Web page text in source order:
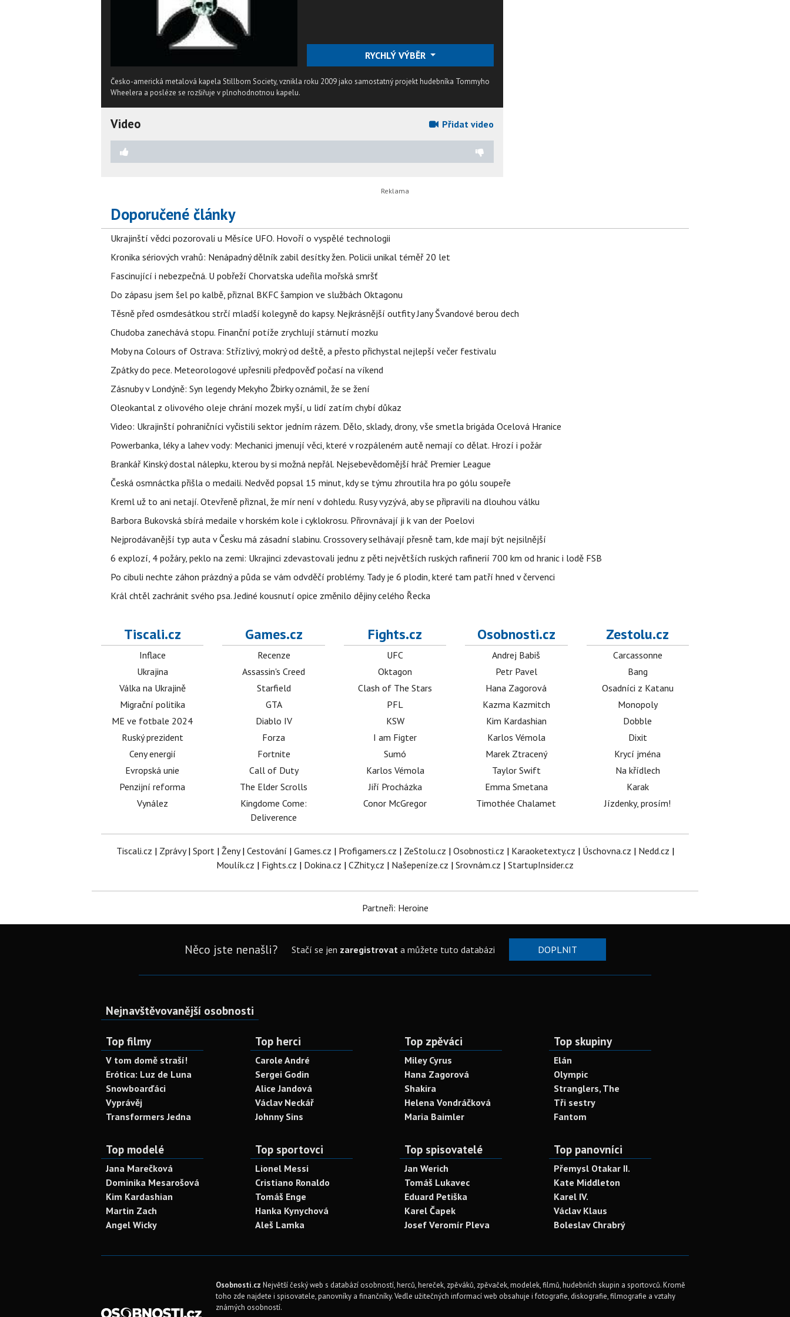
RYCHLÝ VÝBĚR
Česko-americká metalová kapela Stillborn Society, vznikla roku 2009 jako samostatný projekt hudebníka Tommyho
Wheelera a posléze se rozšiřuje v plnohodnotnou kapelu.
Video Přidat video
Doporučené články
Ukrajinští vědci pozorovali u Měsíce UFO. Hovoří o vyspělé technologii
Kronika sériových vrahů: Nenápadný dělník zabil desítky žen. Policii unikal téměř 20 let
Fascinující i nebezpečná. U pobřeží Chorvatska udeřila mořská smršť
Do zápasu jsem šel po kalbě, přiznal BKFC šampion ve službách Oktagonu
Těsně před osmdesátkou strčí mladší kolegyně do kapsy. Nejkrásnější outfity Jany Švandové berou dech
Chudoba zanechává stopu. Finanční potíže zrychlují stárnutí mozku
Moby na Colours of Ostrava: Střízlivý, mokrý od deště, a přesto přichystal nejlepší večer festivalu
Zpátky do pece. Meteorologové upřesnili předpověď počasí na víkend
Zásnuby v Londýně: Syn legendy Mekyho Žbirky oznámil, že se žení
Oleokantal z olivového oleje chrání mozek myší, u lidí zatím chybí důkaz
Video: Ukrajinští pohraničníci vyčistili sektor jedním rázem. Dělo, sklady, drony, vše smetla brigáda Ocelová Hranice
Powerbanka, léky a lahev vody: Mechanici jmenují věci, které v rozpáleném autě nemají co dělat. Hrozí i požár
Brankář Kinský dostal nálepku, kterou by si možná nepřál. Nejsebevědomější hráč Premier League
Česká osmnáctka přišla o medaili. Nedvěd popsal 15 minut, kdy se týmu zhroutila hra po gólu soupeře
Kreml už to ani netají. Otevřeně přiznal, že mír není v dohledu. Rusy vyzývá, aby se připravili na dlouhou válku
Barbora Bukovská sbírá medaile v horském kole i cyklokrosu. Přirovnávají ji k van der Poelovi
Nejprodávanější typ auta v Česku má zásadní slabinu. Crossovery selhávají přesně tam, kde mají být nejsilnější
6 explozí, 4 požáry, peklo na zemi: Ukrajinci zdevastovali jednu z pěti největších ruských rafinerií 700 km od hranic i lodě FSB
Po cibuli nechte záhon prázdný a půda se vám odvděčí problémy. Tady je 6 plodin, které tam patří hned v červenci
Král chtěl zachránit svého psa. Jediné kousnutí opice změnilo dějiny celého Řecka
Tiscali.cz
Inflace
Ukrajina
Válka na Ukrajině
Migrační politika
ME ve fotbale 2024
Ruský prezident
Ceny energií
Evropská unie
Penzijní reforma
Vynález
Games.cz
Recenze
Assassin's Creed
Starfield
GTA
Diablo IV
Forza
Fortnite
Call of Duty
The Elder Scrolls
Kingdome Come:
Deliverence
Fights.cz
UFC
Oktagon
Clash of The Stars
PFL
KSW
I am Figter
Sumó
Karlos Vémola
Jiří Procházka
Conor McGregor
Osobnosti.cz
Andrej Babiš
Petr Pavel
Hana Zagorová
Kazma Kazmitch
Kim Kardashian
Karlos Vémola
Marek Ztracený
Taylor Swift
Emma Smetana
Timothée Chalamet
Zestolu.cz
Carcassonne
Bang
Osadníci z Katanu
Monopoly
Dobble
Dixit
Krycí jména
Na křídlech
Karak
Jízdenky, prosím!
Tiscali.cz | Zprávy| Sport| Ženy| Cestování | Games.cz | Profigamers.cz | ZeStolu.cz | Osobnosti.cz | Karaoketexty.cz | Úschovna.cz | Nedd.cz |
Moulík.cz | Fights.cz | Dokina.cz | CZhity.cz | Našepeníze.cz | Srovnám.cz | StartupInsider.cz
Partneři: Heroine
Něco jste nenašli? Stačí se jen zaregistrovata můžete tuto databázi DOPLNIT
Nejnavštěvovanější osobnosti
Top filmy
V tom domě straší!
Erótica: Luz de Luna
Snowboarďáci
Vyprávěj
Transformers Jedna
Top herci
Carole André
Sergei Godin
Alice Jandová
Václav Neckář
Johnny Sins
Top zpěváci
Miley Cyrus
Hana Zagorová
Shakira
Helena Vondráčková
Maria Baimler
Top skupiny
Elán
Olympic
Stranglers, The
Tři sestry
Fantom
Top modelé
Jana Marečková
Dominika Mesarošová
Kim Kardashian
Martin Zach
Angel Wicky
Top sportovci
Lionel Messi
Cristiano Ronaldo
Tomáš Enge
Hanka Kynychová
Aleš Lamka
Top spisovatelé
Jan Werich
Tomáš Lukavec
Eduard Petiška
Karel Čapek
Josef Veromír Pleva
Top panovníci
Přemysl Otakar II.
Kate Middleton
Karel IV.
Václav Klaus
Boleslav Chrabrý
Osobnosti.cz Největší český web s databází osobností, herců, hereček, zpěváků, zpěvaček, modelek, filmů, hudebních skupin a sportovců. Kromě
toho zde najdete i spisovatele, panovníky a finančníky. Vedle užitečných informací web obsahuje i fotografie, diskografie, filmografie a vztahy
známých osobností.